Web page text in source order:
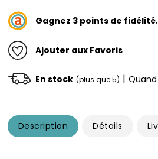
Gagnez 3 points de fidélité,
Ajouter aux Favoris
En stock (plus que 5) |
Description Détails